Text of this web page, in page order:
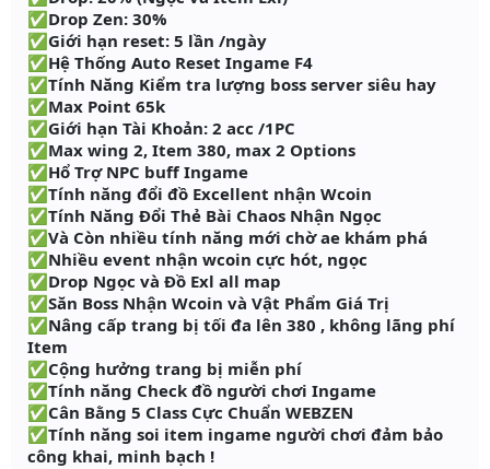
✅Drop Zen: 30%
✅Giới hạn reset: 5 lần /ngày
✅Hệ Thống Auto Reset Ingame F4
✅Tính Năng Kiểm tra lượng boss server siêu hay
✅Max Point 65k
✅Giới hạn Tài Khoản: 2 acc /1PC
✅Max wing 2, Item 380, max 2 Options
✅Hổ Trợ NPC buff Ingame
✅Tính năng đổi đồ Excellent nhận Wcoin
✅Tính Năng Đổi Thẻ Bài Chaos Nhận Ngọc
✅Và Còn nhiều tính năng mới chờ ae khám phá
✅Nhiều event nhận wcoin cực hót, ngọc
✅Drop Ngọc và Đồ Exl all map
✅Săn Boss Nhận Wcoin và Vật Phẩm Giá Trị
✅Nâng cấp trang bị tối đa lên 380 , không lãng phí
Item
✅Cộng hưởng trang bị miễn phí
✅Tính năng Check đồ người chơi Ingame
✅Cân Bằng 5 Class Cực Chuẩn WEBZEN
✅Tính năng soi item ingame người chơi đảm bảo
công khai, minh bạch !